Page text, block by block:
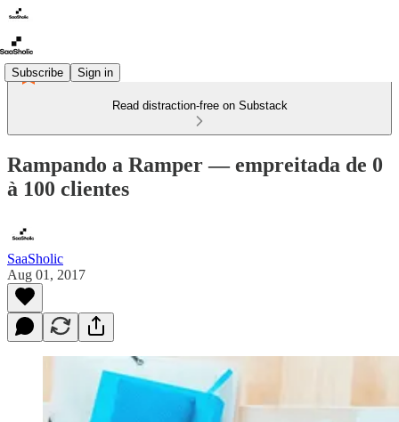
Subscribe Sign in
Read distraction-free on Substack
Rampando a Ramper — empreitada de 0
à 100 clientes
SaaSholic
Aug 01, 2017